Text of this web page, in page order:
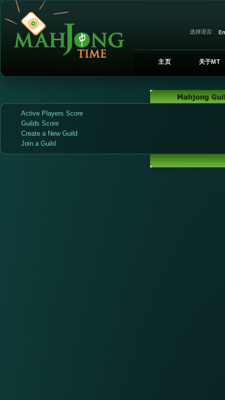
选择语言:
主页 关于MT
Active Players Score
Guilds Score
Create a New Guild
Join a Guild